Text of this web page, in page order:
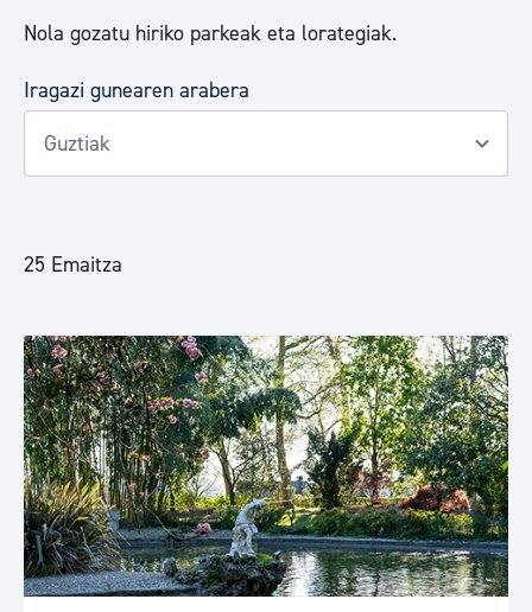
Nola gozatu hiriko parkeak eta lorategiak.
Iragazi gunearen arabera
25 Emaitza